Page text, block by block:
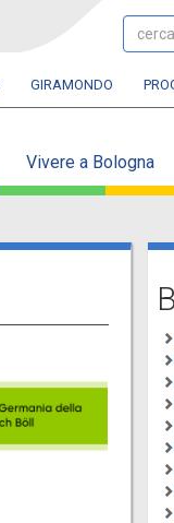
cerca
GIRAMONDO
Vivere a Bologna